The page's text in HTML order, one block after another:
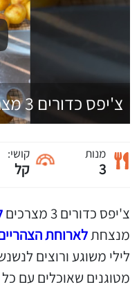
צ'יפס כדורים 3 מצרכים
מנות
3
קושי:
קל
צ'יפס כדורים 3 מצרכים
מנצחתלארוחת
לילי משוגע ורוצים
מטוגנים שאוכלים עם